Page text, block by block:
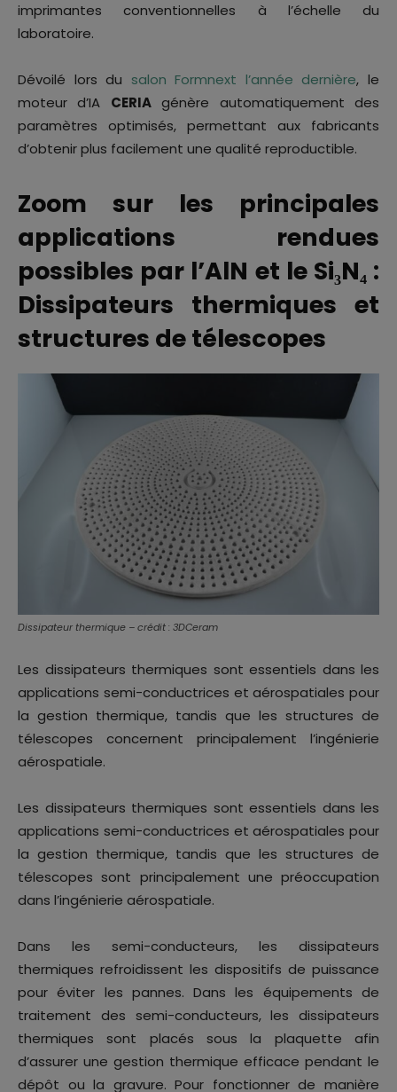
imprimantes conventionnelles à l’échelle du
laboratoire.
Dévoilé lors du salon Formnext l’année dernière, le
moteur d’IA CERIAgénère automatiquement des
paramètres optimisés, permettant aux fabricants
d’obtenir plus facilement une qualité reproductible.
Zoom sur les principales
applications rendues
possibles par l’AlN et le Si₃N₄ :
Dissipateurs thermiques et
structures de télescopes
Dissipateur thermique – crédit : 3DCeram
Les dissipateurs thermiques sont essentiels dans les
applications semi-conductrices et aérospatiales pour
la gestion thermique, tandis que les structures de
télescopes concernent principalement l’ingénierie
aérospatiale.
Les dissipateurs thermiques sont essentiels dans les
applications semi-conductrices et aérospatiales pour
la gestion thermique, tandis que les structures de
télescopes sont principalement une préoccupation
dans l’ingénierie aérospatiale.
Dans les semi-conducteurs, les dissipateurs
thermiques refroidissent les dispositifs de puissance
pour éviter les pannes. Dans les équipements de
traitement des semi-conducteurs, les dissipateurs
thermiques sont placés sous la plaquette afin
d’assurer une gestion thermique efficace pendant le
dépôt ou la gravure. Pour fonctionner de manière